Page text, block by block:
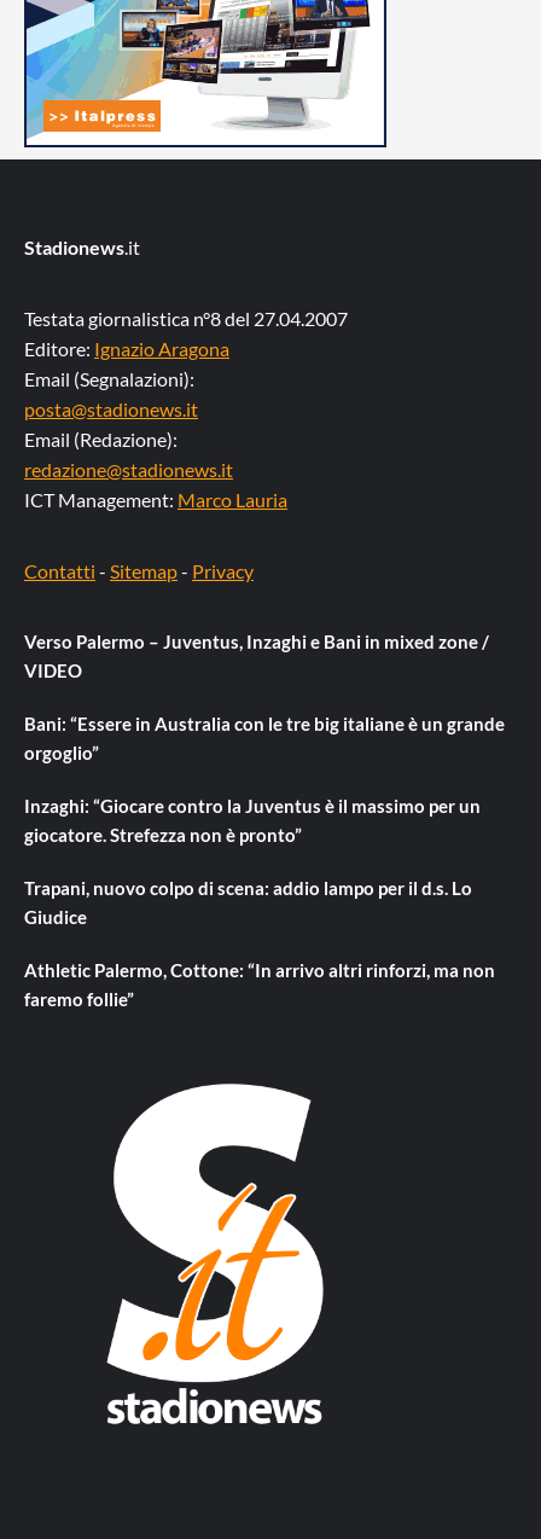
Stadionews.it
Testata giornalistica n°8 del 27.04.2007
Editore: Ignazio Aragona
Email (Segnalazioni):
posta@stadionews.it
Email (Redazione):
redazione@stadionews.it
ICT Management: Marco Lauria
Contatti - Sitemap- Privacy
Verso Palermo – Juventus, Inzaghi e Bani in mixed zone /
VIDEO
Bani: “Essere in Australia con le tre big italiane è un grande
orgoglio”
Inzaghi: “Giocare contro la Juventus è il massimo per un
giocatore. Strefezza non è pronto”
Trapani, nuovo colpo di scena: addio lampo per il d.s. Lo
Giudice
Athletic Palermo, Cottone: “In arrivo altri rinforzi, ma non
faremo follie”